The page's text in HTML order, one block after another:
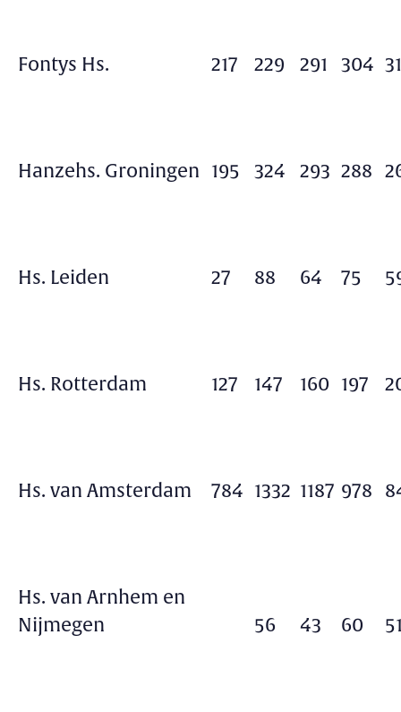
Fontys Hs. 217 229 291 304
Hanzehs. Groningen 195 324 293 288
Hs. Leiden 27 88 64 75
Hs. Rotterdam 127 147 160 197
Hs. van Amsterdam 784 1332 1187 978
Hs. van Arnhem en
Nijmegen
56 43 60